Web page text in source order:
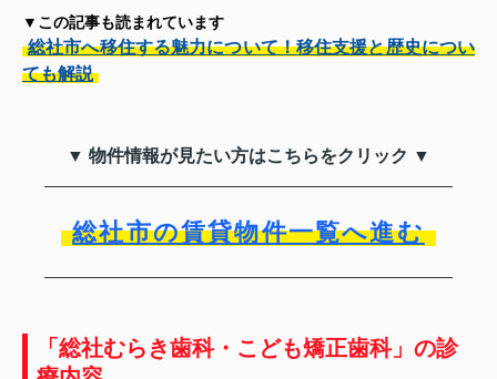
▼この記事も読まれています
総社市へ移住する魅力について！移住支援と歴史につい
ても解説
▼ 物件情報が見たい方はこちらをクリック ▼
総社市の賃貸物件一覧へ進む
「総社むらき歯科・こども矯正歯科」の診